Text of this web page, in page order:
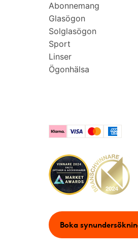
Abonnemang
Glasögon
Solglasögon
Sport
Linser
Ögonhälsa
KlarnaVisa Mastercard
Boka